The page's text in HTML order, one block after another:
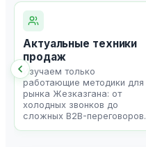
Актуальные техники
продаж
Изучаем только
работающие методики для
рынка Жезказгана: от
холодных звонков до
сложных B2B-переговоров.